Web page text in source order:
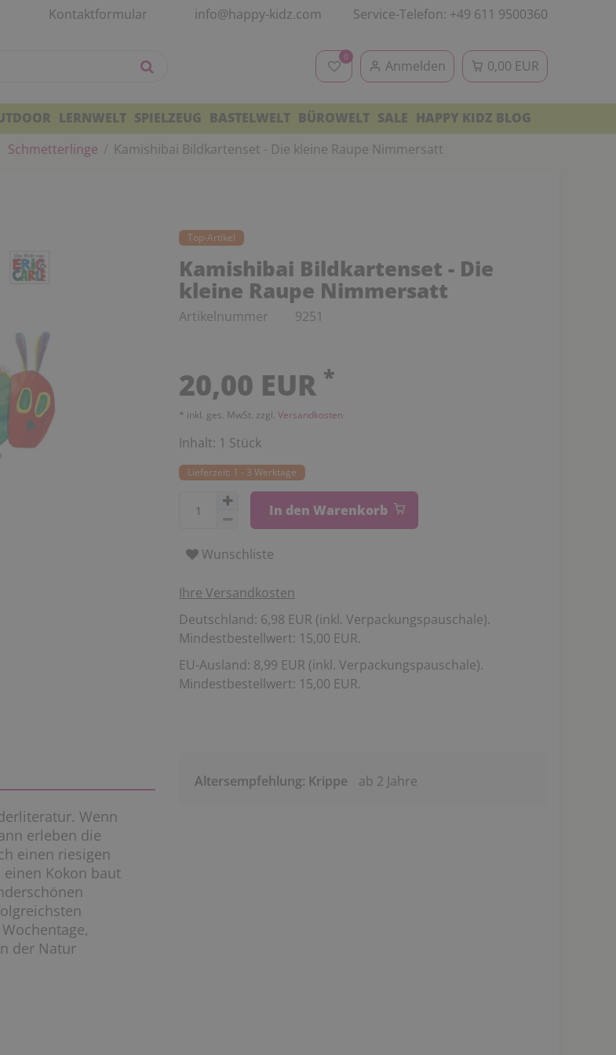
Kontaktformular info@happy-kidz.com Service-Telefon: +49 611 9500360
0
Anmelden 0,00 EUR
LERNWELT SPIELZEUG BASTELWELT BÜROWELT SALE HAPPY KIDZ BLOG
Schmetterlinge Kamishibai Bildkartenset - Die kleine Raupe Nimmersatt
Top-Artikel
Kamishibai Bildkartenset - Die
kleine Raupe Nimmersatt
Artikelnummer 9251
20,00 EUR *
* inkl. ges. MwSt. zzgl. Versandkosten
Inhalt: 1 Stück
Lieferzeit: 1 - 3 Werktage
In den Warenkorb
Wunschliste
Ihre Versandkosten
Deutschland: 6,98 EUR (inkl. Verpackungspauschale).
Mindestbestellwert: 15,00 EUR.
EU-Ausland: 8,99 EUR (inkl. Verpackungspauschale).
Mindestbestellwert: 15,00 EUR.
Wenn
erleben die
einen riesigen
Kokon baut
der Natur
Altersempfehlung: Krippe ab 2 Jahre